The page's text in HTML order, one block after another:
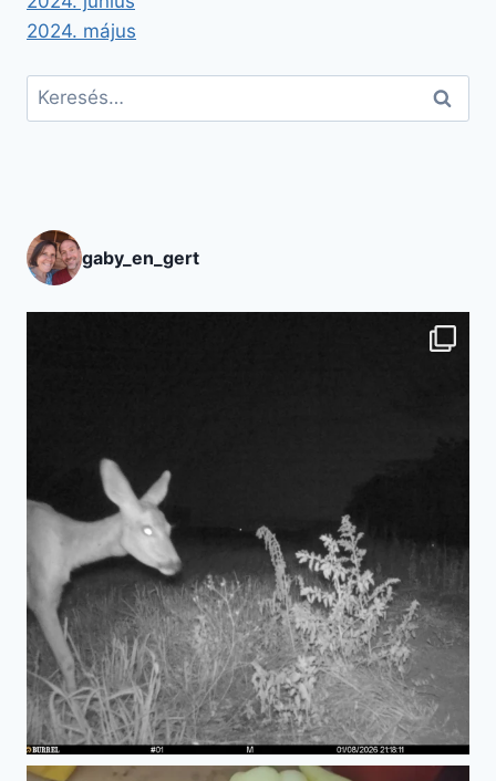
2024. május
Keresés:
gaby_en_gert